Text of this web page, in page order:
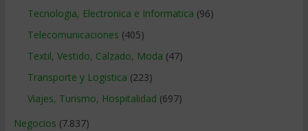
Tecnologia, Electronica e Informatica (96)
Telecomunicaciones (405)
Textil, Vestido, Calzado, Moda (47)
Transporte y Logistica (223)
Viajes, Turismo, Hospitalidad (697)
Negocios (7.837)